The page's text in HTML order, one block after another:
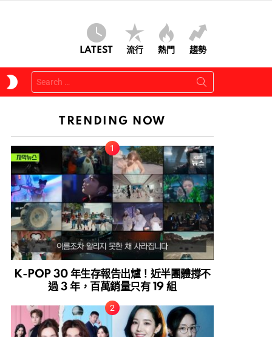
LATEST 流行 熱門 趨勢
SKIN
Search
for:
TRENDING NOW
K-POP 30 年生存報告出爐！近半團體撐不
過 3 年，百萬銷量只有 19 組